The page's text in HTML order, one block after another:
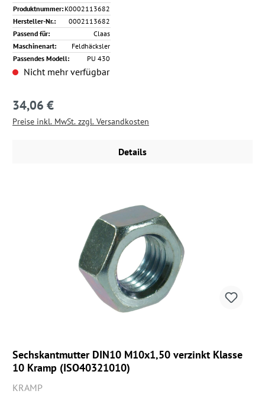
Produktnummer: K0002113682
Hersteller-Nr.:
0002113682
Passend für:
Claas
Maschinenart:
Feldhäcksler
Passendes Modell:
PU 430
Nicht mehr verfügbar
Regulärer Preis:
34,06 €
Preise inkl. MwSt. zzgl. Versandkosten
Details
Sechskantmutter DIN10 M10x1,50 verzinkt Klasse
10 Kramp (ISO40321010)
KRAMP